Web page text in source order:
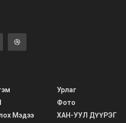
Мэдээ
Урлаг
Фото
ХАН-УУЛ ДҮҮРЭГ